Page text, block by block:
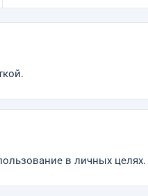
в личных целях.